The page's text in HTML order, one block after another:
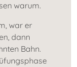
warum.
war er
dann
Bahn.